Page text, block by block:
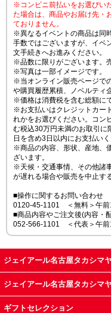
※コンビニ前払いをお選びい
た場合は、商品やお届け先・
ておりません。
※異なるイベントの商品は同
手数ではございますが、イベ
文手続きへお進みください。
※品数に限りがございます。
※写真は一部イメージです。
※当オンライン販売ページで
や購買履歴累積、ノベルティ
※価格は消費税を含む総額に
※お支払いはクレジットカー
れかをお選びください。コン
む税込30万円未満のお取引に
日を含め3日以内にお支払いく
※商品の内容、形状、産地、
ざいます。
※天候・交通事情、その他諸
が遅れる場合や販売を中止す
■操作に関するお問い合わせ
0120-45-1101 ＜無料＞午前
■商品内容やご注文後(内容・
052-566-1101 ＜代表＞午前
ジェイアール名古屋タカシマ
ジェイアール名古屋タカシマ
ギフトセレクション